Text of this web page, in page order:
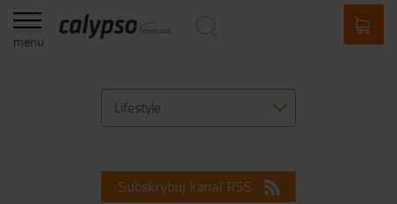
menu
Lifestyle
Subskrybuj kanał RSS